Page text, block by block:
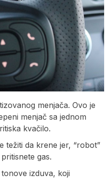
menjača. Ovo je
menjač sa jednom
kvačilo.
težiti da krene jer, “robot”
gas.
izduva, koji